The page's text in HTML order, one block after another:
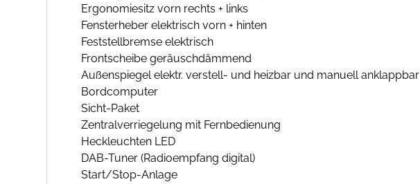
Ergonomiesitz vorn rechts + links
Fensterheber elektrisch vorn + hinten
Feststellbremse elektrisch
Frontscheibe geräuschdämmend
Außenspiegel elektr. verstell- und heizbar und manuell anklappbar
Bordcomputer
Sicht-Paket
Zentralverriegelung mit Fernbedienung
Heckleuchten LED
DAB-Tuner (Radioempfang digital)
Start/Stop-Anlage